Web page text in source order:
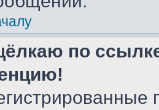
по